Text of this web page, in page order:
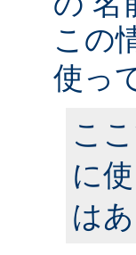
この
使っ
こ
に
は